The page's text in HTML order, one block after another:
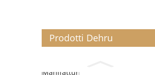
Prodotti Dehru